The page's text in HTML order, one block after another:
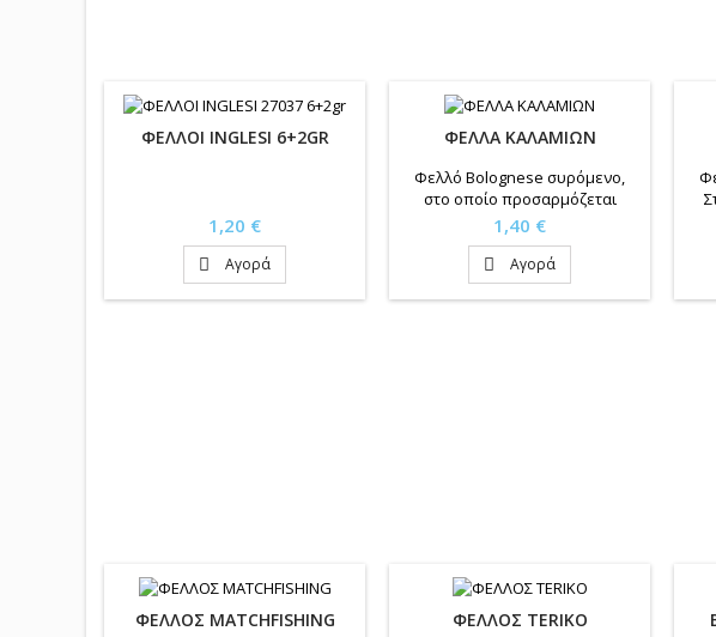
ΦΕΛΛΟΙ INGLESI 6+2GR
Τιμή
1,20 €
 Αγορά
ΦΕΛΛΑ ΚΑΛΑΜΙΩΝ
Φελλό Bolognese συρόμενο,
στο οποίο προσαρμόζεται
σιαλούμ.
Τιμή
1,40 €
 Αγορά
ΦΕΛΛΟΣ MATCHFISHING ΦΕΛΛΟΣ TERIKO